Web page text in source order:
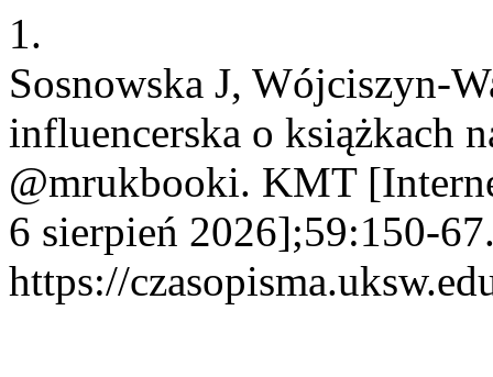
1.
Sosnowska J, Wójciszyn-
influencerska o książkach
@mrukbooki. KMT
6 sierpień 2026];59:150-
https://